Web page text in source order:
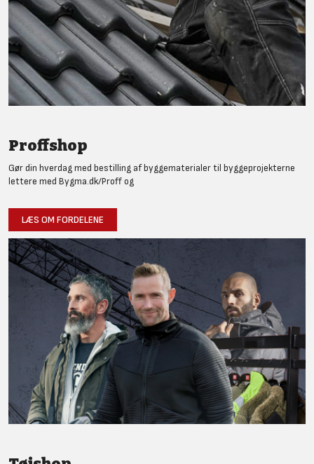
Proffshop
Gør din hverdag med bestilling af byggematerialer til byggeprojekterne
lettere med Bygma.dk/Proff og
LÆS OM FORDELENE